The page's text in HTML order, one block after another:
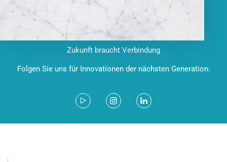
Zukunft braucht Verbindung
Folgen Sie uns für Innovationen der nächsten Generation: